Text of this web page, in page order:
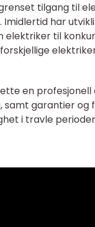
tilgang til
har
elektriker til
en
samt garantier
i travle